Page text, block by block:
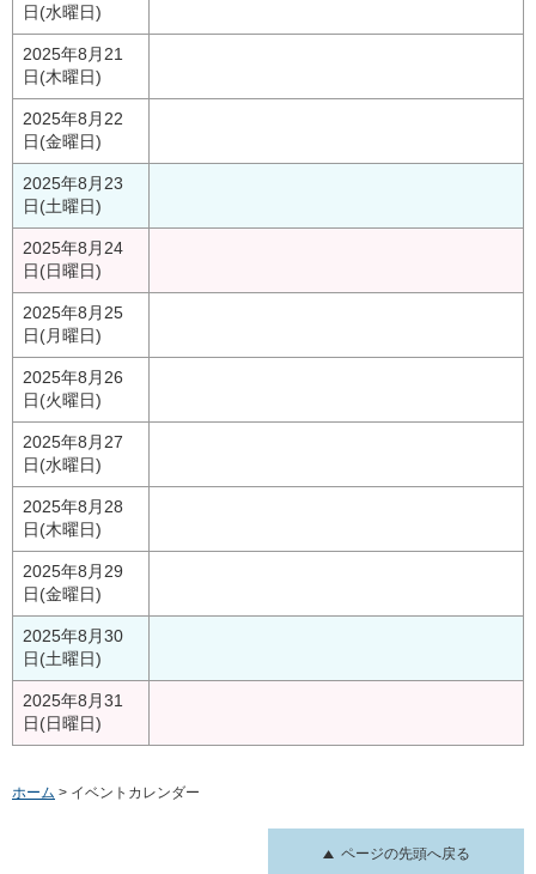
日(水曜日)
2025年8月21
日(木曜日)
2025年8月22
日(金曜日)
2025年8月23
日(土曜日)
2025年8月24
日(日曜日)
2025年8月25
日(月曜日)
2025年8月26
日(火曜日)
2025年8月27
日(水曜日)
2025年8月28
日(木曜日)
2025年8月29
日(金曜日)
2025年8月30
日(土曜日)
2025年8月31
日(日曜日)
ホーム > イベントカレンダー
ページの先頭へ戻る